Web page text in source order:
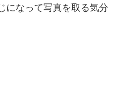
本語
になって写真を取る気分